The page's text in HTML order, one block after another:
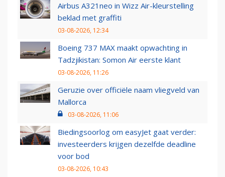
Airbus A321neo in Wizz Air-kleurstelling
beklad met graffiti
03-08-2026, 12:34
Boeing 737 MAX maakt opwachting in
Tadzjikistan: Somon Air eerste klant
03-08-2026, 11:26
Geruzie over officiële naam vliegveld van
Mallorca
03-08-2026, 11:06
Biedingsoorlog om easyJet gaat verder:
investeerders krijgen dezelfde deadline
voor bod
03-08-2026, 10:43